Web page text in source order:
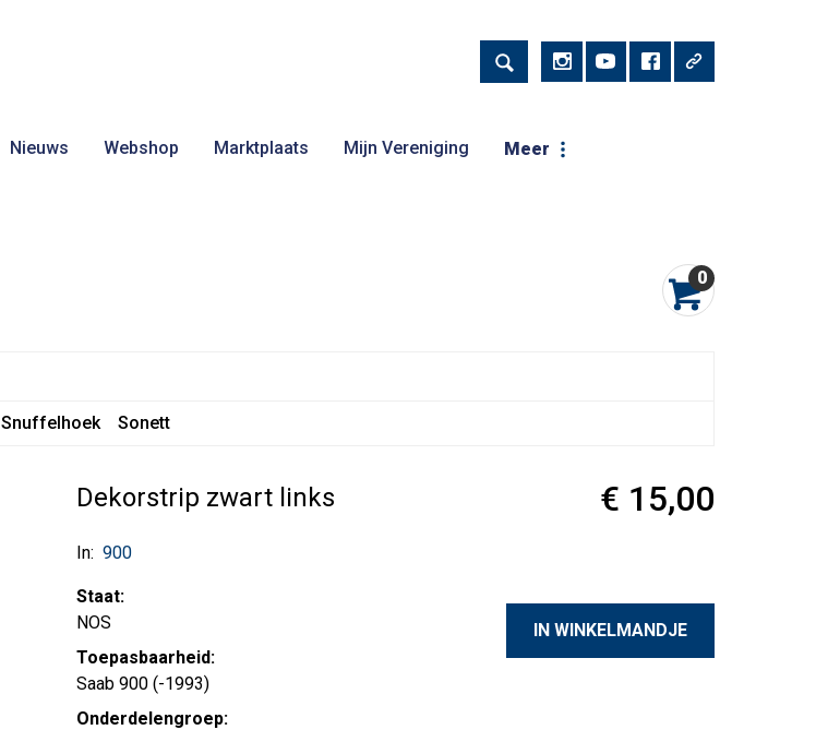
Nieuws Webshop Marktplaats Mijn Vereniging Meer
0
Snuffelhoek Sonett
Dekorstrip zwart links
In: 900
Staat:
NOS
Toepasbaarheid:
Saab 900 (-1993)
Onderdelengroep:
€ 15,00